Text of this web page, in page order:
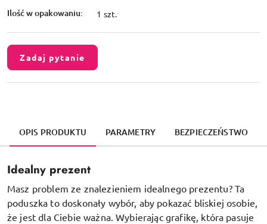
Ilość w opakowaniu: 1 szt.
Zadaj pytanie
OPIS PRODUKTU PARAMETRY BEZPIECZEŃSTWO
Idealny prezent
Masz problem ze znalezieniem idealnego prezentu? Ta
poduszka to doskonały wybór, aby pokazać bliskiej osobie,
że jest dla Ciebie ważna. Wybierając grafikę, która pasuje